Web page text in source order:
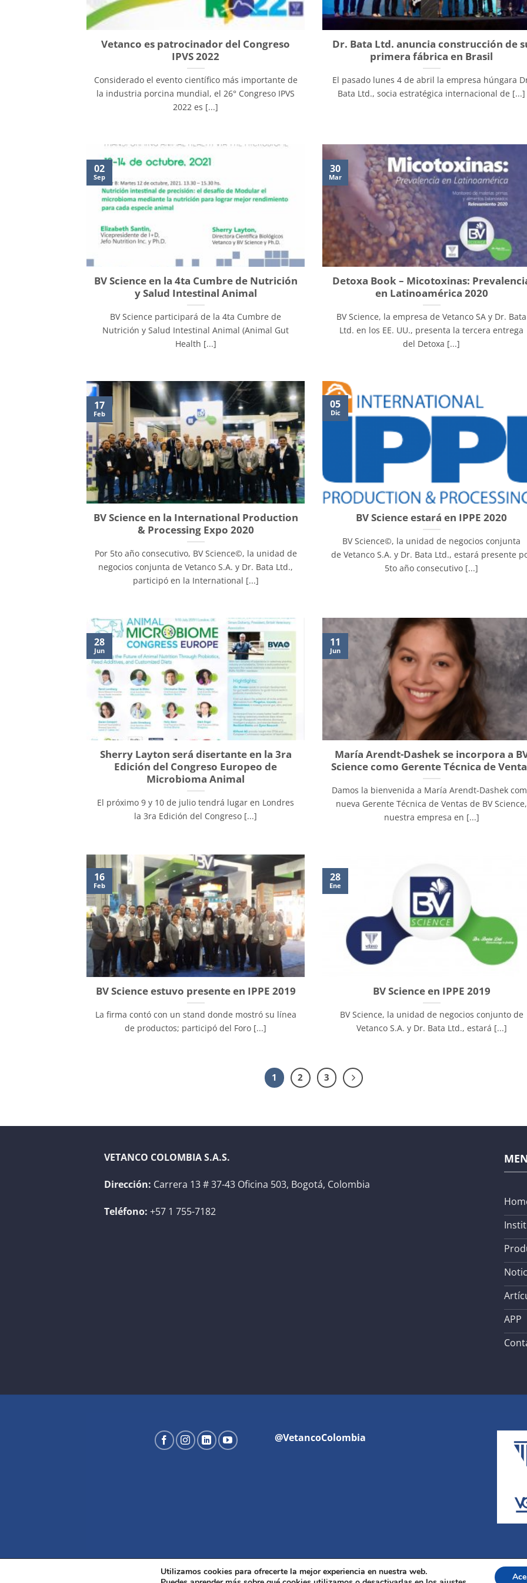
Vetanco es patrocinador del Congreso
IPVS 2022
Considerado el evento científico más importante de
la industria porcina mundial, el 26° Congreso IPVS
2022 es [...]
Dr. Bata Ltd. anuncia construcción de
primera fábrica en Brasil
El pasado lunes 4 de abril la empresa húngara
Bata Ltd., socia estratégica internacional de [...]
BV Science en la 4ta Cumbre de Nutrición
y Salud Intestinal Animal
BV Science participará de la 4ta Cumbre de
Nutrición y Salud Intestinal Animal (Animal Gut
Health [...]
02
Sep
Detoxa Book – Micotoxinas:
en Latinoamérica 2020
BV Science, la empresa de Vetanco SA y Dr. Bata
Ltd. en los EE. UU., presenta la tercera entrega
del Detoxa [...]
30
Mar
BV Science en la International Production
& Processing Expo 2020
Por 5to año consecutivo, BV Science©, la unidad de
negocios conjunta de Vetanco S.A. y Dr. Bata Ltd.,
participó en la International [...]
17
Feb
BV Science estará en IPPE 2020
BV Science©, la unidad de negocios conjunta
de Vetanco S.A. y Dr. Bata Ltd., estará presente
5to año consecutivo [...]
05
Dic
Sherry Layton será disertante en la 3ra
Edición del Congreso Europeo de
Microbioma Animal
El próximo 9 y 10 de julio tendrá lugar en Londres
la 3ra Edición del Congreso [...]
28
Jun
María Arendt-Dashek se incorpora a
Science como Gerente Técnica de
Damos la bienvenida a María Arendt-Dashek
nueva Gerente Técnica de Ventas de BV Science,
nuestra empresa en [...]
11
Jun
BV Science estuvo presente en IPPE 2019
La firma contó con un stand donde mostró su línea
de productos; participó del Foro [...]
16
Feb
BV Science en IPPE 2019
BV Science, la unidad de negocios conjunto de
Vetanco S.A. y Dr. Bata Ltd., estará [...]
28
Ene
1 2 3
VETANCO COLOMBIA S.A.S.
Dirección: Carrera 13 # 37-43 Oficina 503, Bogotá, Colombia
Teléfono: +57 1 755-7182
APP
@VetancoColombia
Copyright 2026 © Vetanco
Utilizamos cookies para ofrecerte la mejor experiencia en nuestra web.